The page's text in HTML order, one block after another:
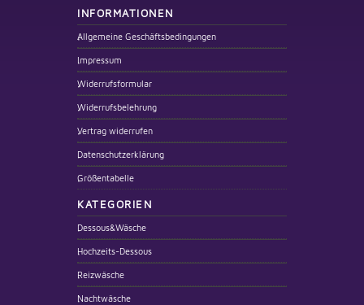
INFORMATIONEN
Allgemeine Geschäftsbedingungen
Impressum
Widerrufsformular
Widerrufsbelehrung
Vertrag widerrufen
Datenschutzerklärung
Größentabelle
KATEGORIEN
Dessous&Wäsche
Hochzeits-Dessous
Reizwäsche
Nachtwäsche